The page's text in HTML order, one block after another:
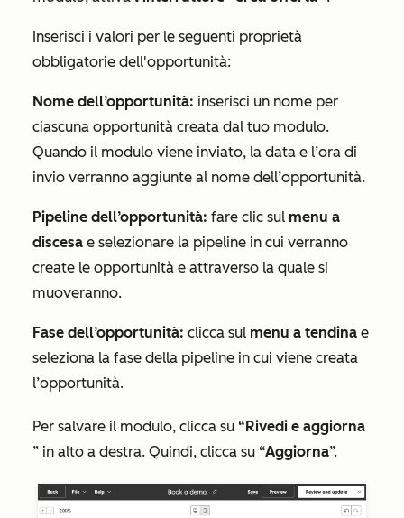
Inserisci i valori per le seguenti proprietà
obbligatorie dell'opportunità:
Nome dell’opportunità: inserisci un nome per
ciascuna opportunità creata dal tuo modulo.
Quando il modulo viene inviato, la data e l’ora di
invio verranno aggiunte al nome dell’opportunità.
Pipeline dell’opportunità: fare clic sul menu a
discesa e selezionare la pipeline in cui verranno
create le opportunità e attraverso la quale si
muoveranno.
Fase dell’opportunità: clicca sul menu a tendina e
seleziona la fase della pipeline in cui viene creata
l’opportunità.
Per salvare il modulo, clicca su “Rivedi e aggiorna
” in alto a destra. Quindi, clicca su “Aggiorna”.